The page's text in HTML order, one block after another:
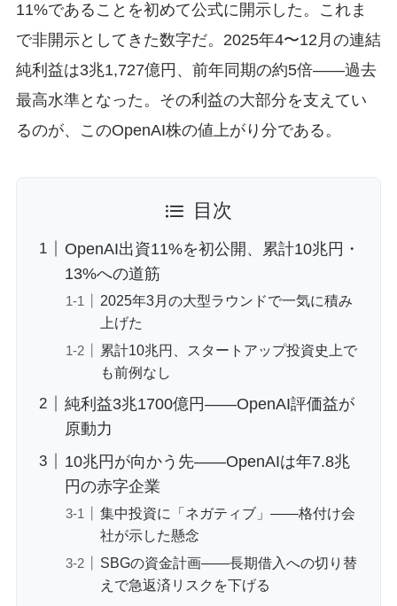
11%であることを初めて公式に開示した。これま
で非開示としてきた数字だ。2025年4〜12月の連結
純利益は3兆1,727億円、前年同期の約5倍——過去
最高水準となった。その利益の大部分を支えてい
るのが、このOpenAI株の値上がり分である。
目次
OpenAI出資11%を初公開、累計10兆円・
13%への道筋
2025年3月の大型ラウンドで一気に積み
上げた
累計10兆円、スタートアップ投資史上で
も前例なし
純利益3兆1700億円——OpenAI評価益が
原動力
10兆円が向かう先——OpenAIは年7.8兆
円の赤字企業
集中投資に「ネガティブ」——格付け会
社が示した懸念
SBGの資金計画——長期借入への切り替
えで急返済リスクを下げる